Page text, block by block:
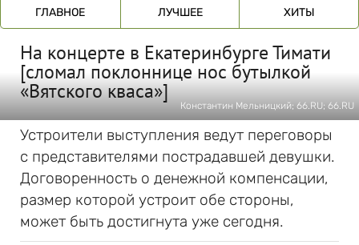
ГЛАВНОЕ ЛУЧШЕЕ ХИТЫ
На концерте в Екатеринбурге Тимати
[сломал поклоннице нос бутылкой
«Вятского кваса»]
Константин Мельницкий; 66.RU; 66.RU
Устроители выступления ведут переговоры
с представителями пострадавшей девушки.
Договоренность о денежной компенсации,
размер которой устроит обе стороны,
может быть достигнута уже сегодня.